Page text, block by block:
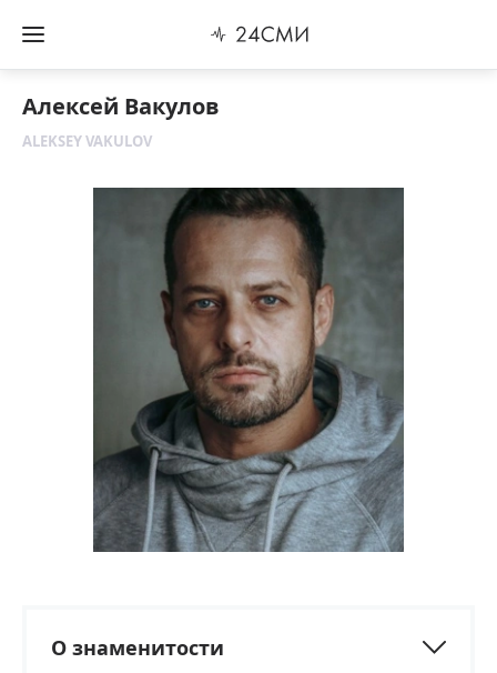
Алексей Вакулов
ALEKSEY VAKULOV
О знаменитости